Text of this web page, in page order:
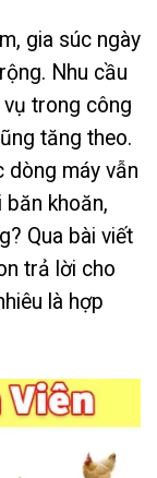
gia súc ngày
Nhu cầu
trong công
tăng theo.
dòng máy vẫn
băn khoăn,
Qua bài viết
trả lời cho
là hợp